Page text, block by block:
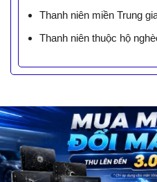
Thanh niên miền Trung
Thanh niên thuộc hộ